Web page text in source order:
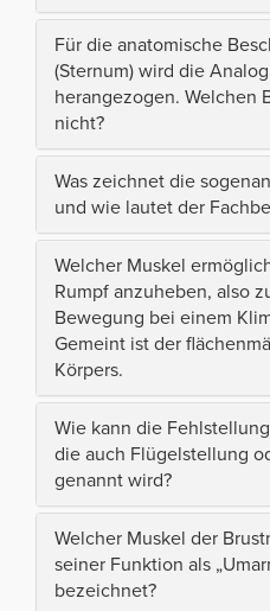
Für die anatomische
(Sternum) wird die
herangezogen. Welchen
nicht?
Was zeichnet die
und wie lautet der
Welcher Muskel
Rumpf anzuheben, also
Bewegung bei einem
Gemeint ist der
Körpers.
Wie kann die
die auch Flügelstellung
genannt wird?
Welcher Muskel der
seiner Funktion als
bezeichnet?